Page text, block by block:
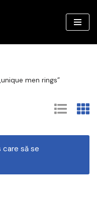
men rings”
care să se